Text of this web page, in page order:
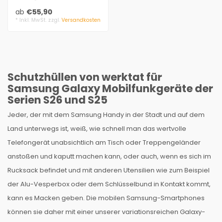
und Wollfilz. Maßgefertigt,
stoßabsor..
ab €55,90
* Inkl. MwSt. zzgl. Versandkosten
Schutzhüllen von werktat für
Samsung Galaxy Mobilfunkgeräte der
Serien S26 und S25
Jeder, der mit dem Samsung Handy in der Stadt und auf dem
Land unterwegs ist, weiß, wie schnell man das wertvolle
Telefongerät unabsichtlich am Tisch oder Treppengeländer
anstoßen und kaputt machen kann, oder auch, wenn es sich im
Rucksack befindet und mit anderen Utensilien wie zum Beispiel
der Alu-Vesperbox oder dem Schlüsselbund in Kontakt kommt,
kann es Macken geben. Die mobilen Samsung-Smartphones
können sie daher mit einer unserer variationsreichen Galaxy-